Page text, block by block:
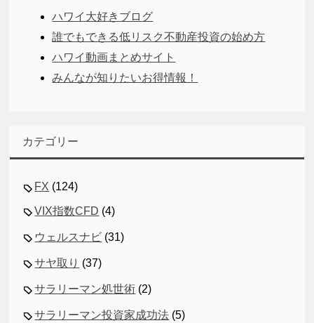
ハワイ大好きブログ
誰でもできる低リスク不動産投資の始め方
ハワイ動画まとめサイト
みんなが知りたいお得情報！
カテゴリー
FX (124)
VIX指数CFD (4)
ウェルスナビ (31)
サヤ取り (37)
サラリーマン処世術 (2)
サラリーマン投資家成功法 (5)